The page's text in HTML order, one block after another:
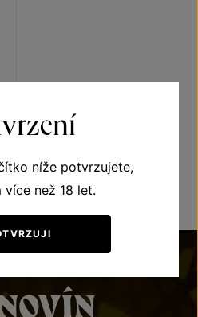
níže potvrzujete,
více než 18 let.